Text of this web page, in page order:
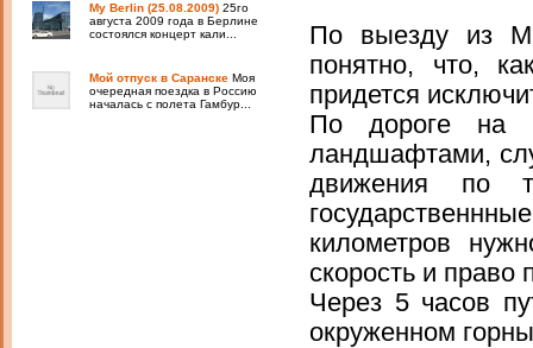
По выезду из
понятно, что,
придется
По дороге на
ландшафтами,
движения по
километров
скорость и право
Через 5 часов
окруженном
My Berlin (25.08.2009) 25го
августа 2009 года в Берлине
состоялся концерт кали...
Мой отпуск в Саранске Моя
очередная поездка в Россию
началась с полета Гамбур...